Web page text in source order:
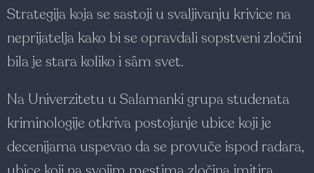
Strategija koja se sastoji u svaljivanju krivice na
neprijatelja kako bi se opravdali sopstveni zločini
bila je stara koliko i sâm svet.
Na Univerzitetu u Salamanki grupa studenata
kriminologije otkriva postojanje ubice koji je
decenijama uspevao da se provuče ispod radara,